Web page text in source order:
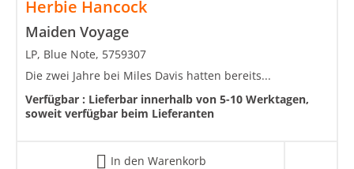
Herbie Hancock
Maiden Voyage
LP, Blue Note, 5759307
Die zwei Jahre bei Miles Davis hatten bereits...
Verfügbar : Lieferbar innerhalb von 5-10 Werktagen,
soweit verfügbar beim Lieferanten
In den Warenkorb